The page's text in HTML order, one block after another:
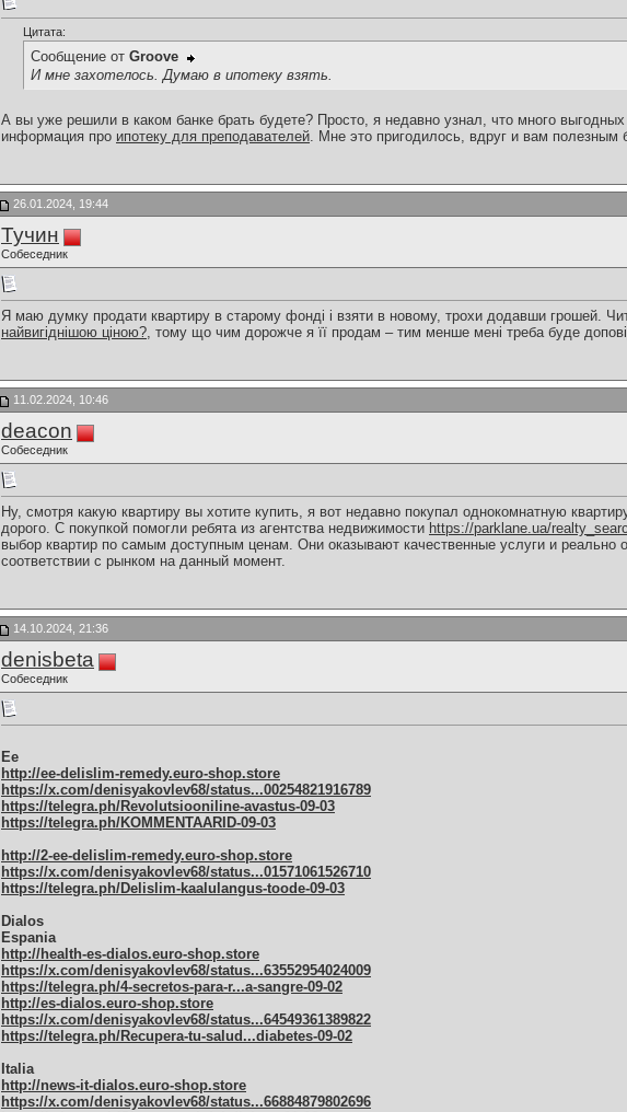
Цитата:
Сообщение от Groove
И мне захотелось. Думаю в ипотеку взять.
А вы уже решили в каком банке брать будете? Просто, я недавно узнал, что много
информация про ипотеку для преподавателей. Мне это пригодилось, вдруг и вам полезным
26.01.2024, 19:44
Тучин
Собеседник
Я маю думку продати квартиру в старому фонді і взяти в новому, трохи додавши грошей.
найвигіднішою ціною?, тому що чим дорожче я її продам – тим менше мені треба буде
11.02.2024, 10:46
deacon
Собеседник
Ну, смотря какую квартиру вы хотите купить, я вот недавно покупал однокомнатную
дорого. С покупкой помогли ребята из агентства недвижимости https://parklane.ua/
выбор квартир по самым доступным ценам. Они оказывают качественные услуги и реально
соответствии с рынком на данный момент.
14.10.2024, 21:36
denisbeta
Собеседник
Ee
http://ee-delislim-remedy.euro-shop.store
https://x.com/denisyakovlev68/status...00254821916789
https://telegra.ph/Revolutsiooniline-avastus-09-03
https://telegra.ph/KOMMENTAARID-09-03
http://2-ee-delislim-remedy.euro-shop.store
https://x.com/denisyakovlev68/status...01571061526710
https://telegra.ph/Delislim-kaalulangus-toode-09-03
Dialos
Espania
http://health-es-dialos.euro-shop.store
https://x.com/denisyakovlev68/status...63552954024009
https://telegra.ph/4-secretos-para-r...a-sangre-09-02
http://es-dialos.euro-shop.store
https://x.com/denisyakovlev68/status...64549361389822
https://telegra.ph/Recupera-tu-salud...diabetes-09-02
Italia
http://news-it-dialos.euro-shop.store
https://x.com/denisyakovlev68/status...66884879802696